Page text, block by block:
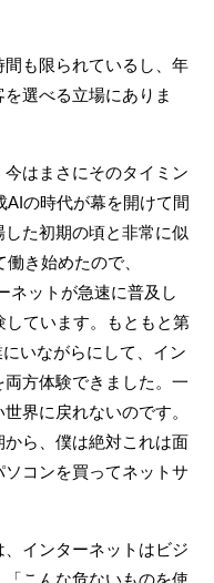
も限られているし、年
選べる立場にありま
はまさにそのタイミン
の時代が幕を開けて間
た初期の頃と非常に似
き始めたので、
ネットが急速に普及し
ています。もともと第
いながらにして、イン
方体験できました。一
界に戻れないのです。
ら、僕は絶対これは面
コンを買ってネットサ
インターネットはビジ